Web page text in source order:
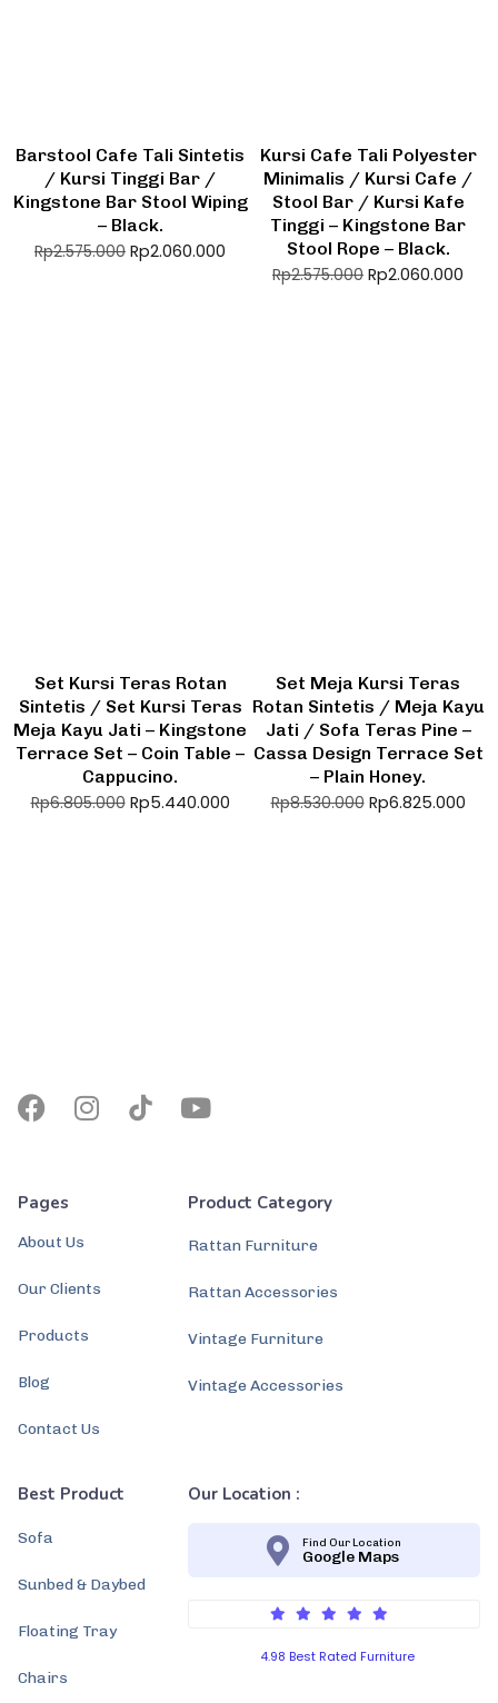
Barstool Cafe Tali Sintetis
/ Kursi Tinggi Bar /
Kingstone Bar Stool Wiping
– Black.
Rp2.575.000 Rp2.060.000
Kursi Cafe Tali Polyester
Minimalis / Kursi Cafe /
Stool Bar / Kursi Kafe
Tinggi – Kingstone Bar
Stool Rope – Black.
Rp2.575.000 Rp2.060.000
Set Kursi Teras Rotan
Sintetis / Set Kursi Teras
Meja Kayu Jati – Kingstone
Terrace Set – Coin Table –
Cappucino.
Rp6.805.000 Rp5.440.000
Set Meja Kursi Teras
Rotan Sintetis / Meja Kayu
Jati / Sofa Teras Pine –
Cassa Design Terrace Set
– Plain Honey.
Rp8.530.000 Rp6.825.000
Pages
About Us
Our Clients
Products
Blog
Contact Us
Product Category
Rattan Furniture
Rattan Accessories
Vintage Furniture
Vintage Accessories
Best Product
Sofa
Sunbed & Daybed
Floating Tray
Chairs
Our Location :
Find Our Location
Google Maps
4.98 Best Rated Furniture